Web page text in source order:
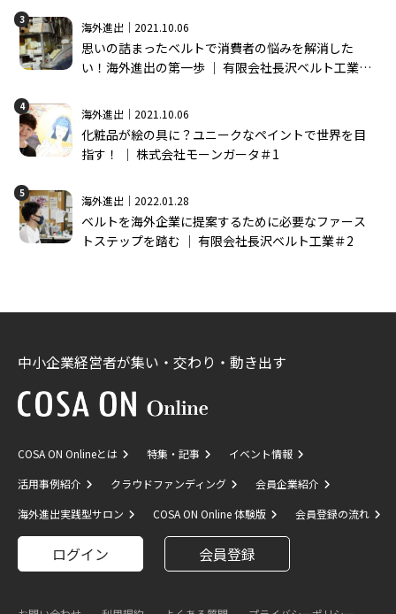
3
海外進出｜2021.10.06
思いの詰まったベルトで消費者の悩みを解消した
い！海外進出の第一歩 │ 有限会社長沢ベルト工業＃
4
海外進出｜2021.10.06
化粧品が絵の具に？ユニークなペイントで世界を目
指す！ │ 株式会社モーンガータ＃1
5
海外進出｜2022.01.28
ベルトを海外企業に提案するために必要なファース
トステップを踏む │ 有限会社長沢ベルト工業＃2
中小企業経営者が集い・交わり・動き出す
COSA ON Onlineとは 特集・記事
イベント情報
活用事例紹介
クラウドファンディング
会員企業紹介
海外進出実践型サロン
COSA ON Online 体験版 会員登録の流れ
ログイン 会員登録